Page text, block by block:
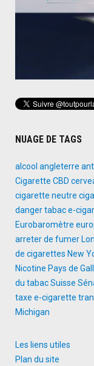
NUAGE DE TAGS
alcool angleterre
Cigarette CBD
cigarette neutre
danger tabace-
Eurobaromètre
arreter de fumer
de cigarettes New
Nicotine Pays de
du tabacSuisse
taxe e-cigarette
Michigan
Les liens utiles
Plan du site